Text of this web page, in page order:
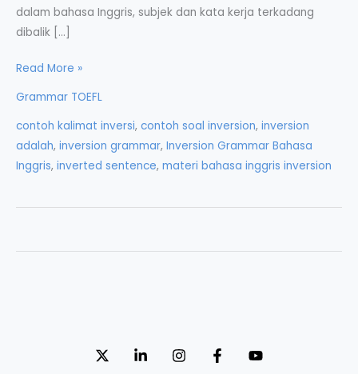
dalam bahasa Inggris, subjek dan kata kerja terkadang
dibalik […]
Inversion
Bahasa
Inggris
Read More »
Grammar TOEFL
contoh kalimat inversi, contoh soal inversion, inversion
adalah, inversion grammar, Inversion Grammar Bahasa
Inggris, inverted sentence, materi bahasa inggris inversion